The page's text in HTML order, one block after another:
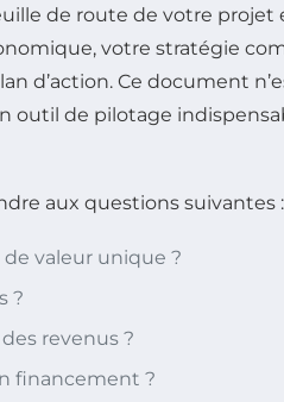
de route de votre projet
votre stratégie
d’action. Ce document
outil de pilotage
aux questions suivantes :
valeur unique ?
?
revenus ?
financement ?